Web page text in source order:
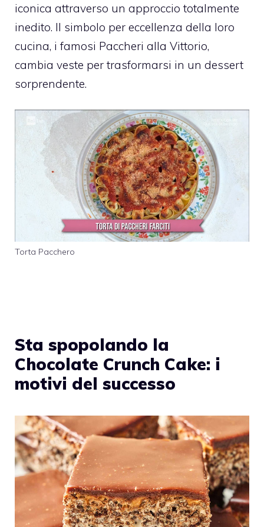
iconica attraverso un approccio totalmente
inedito. Il simbolo per eccellenza della loro
cucina, i famosi Paccheri alla Vittorio,
cambia veste per trasformarsi in un dessert
sorprendente.
Torta Pacchero
Sta spopolando la
Chocolate Crunch Cake: i
motivi del successo